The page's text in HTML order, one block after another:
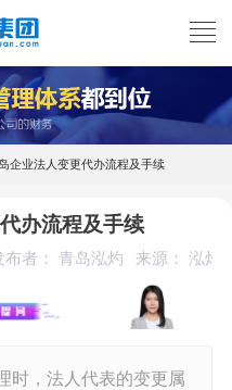
企业法人变更代办流程及手续
办流程及手续
布者： 青岛泓灼 来源： 泓灼
时，法人代表的变更属